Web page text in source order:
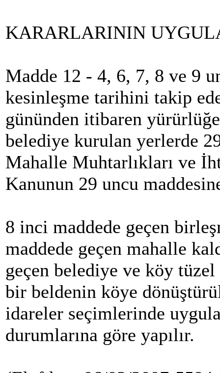
KARARLARININ
Madde 12 - 4, 6, 7, 8 ve 9
kesinleşme tarihini takip
gününden itibaren
belediye kurulan yerlerde
Mahalle Muhtarlıkları ve
Kanunun 29 uncu
8 inci maddede geçen
maddede geçen mahalle
geçen belediye ve köy
bir beldenin köye
idareler seçimlerinde
durumlarına göre yapılır.